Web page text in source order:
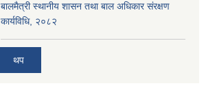
बालमैत्री स्थानीय शासन तथा बाल अधिकार संरक्षण
कार्यविधि, २०८२
थप